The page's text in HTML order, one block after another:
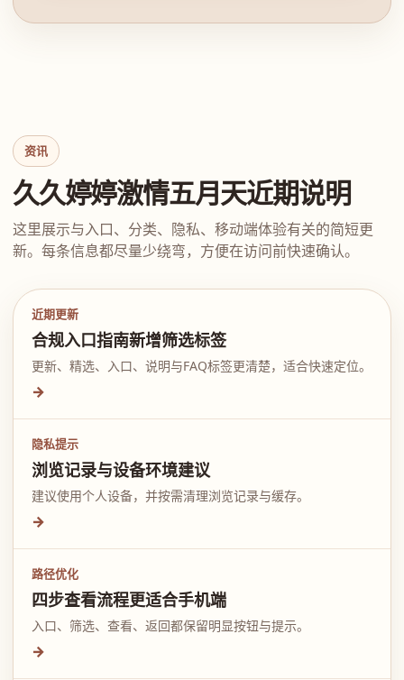
资讯
久久婷婷激情五月天近期说明
这里展示与入口、分类、隐私、移动端体验有关的简短更
新。每条信息都尽量少绕弯，方便在访问前快速确认。
近期更新
合规入口指南新增筛选标签
更新、精选、入口、说明与FAQ标签更清楚，适合快速定位。
→
隐私提示
浏览记录与设备环境建议
建议使用个人设备，并按需清理浏览记录与缓存。
→
路径优化
四步查看流程更适合手机端
入口、筛选、查看、返回都保留明显按钮与提示。
→